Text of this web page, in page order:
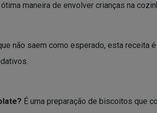
maneira de envolver crianças na
não saem como esperado, esta receita
É uma preparação de biscoitos que